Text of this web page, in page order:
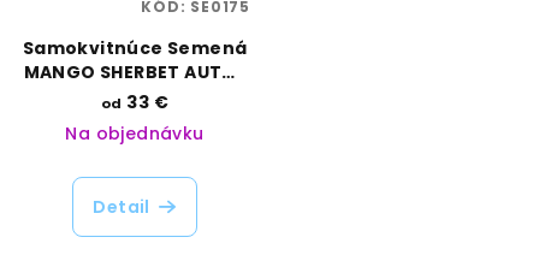
Samokvitnúce Semená
MANGO SHERBET AUTO |
HUMBOLDT SEED
COMPANY
od 33 €
Na objednávku
Detail
KÓD: SE0175